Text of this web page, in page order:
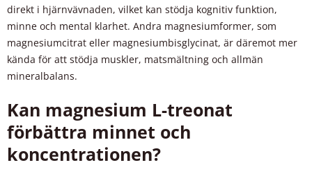
direkt i hjärnvävnaden, vilket kan stödja kognitiv funktion,
minne och mental klarhet. Andra magnesiumformer, som
magnesiumcitrat eller magnesiumbisglycinat, är däremot mer
kända för att stödja muskler, matsmältning och allmän
mineralbalans.
Kan magnesium L-treonat
förbättra minnet och
koncentrationen?